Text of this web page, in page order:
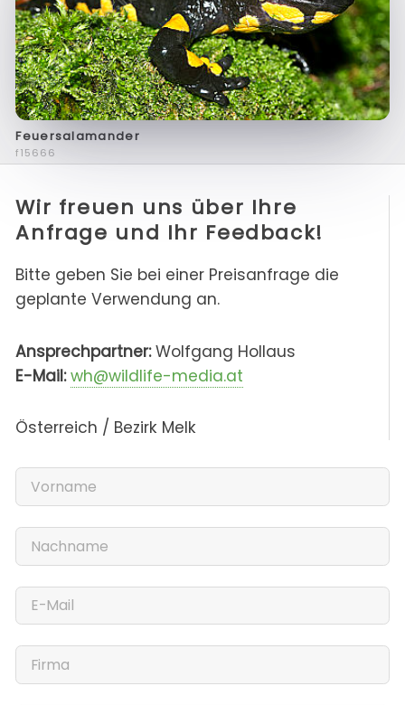
Feuersalamander
f15666
Wir freuen uns über Ihre
Anfrage und Ihr Feedback!
Bitte geben Sie bei einer Preisanfrage die
geplante Verwendung an.
Ansprechpartner:Wolfgang Hollaus
E-Mail: wh@wildlife-media.at
Österreich / Bezirk Melk